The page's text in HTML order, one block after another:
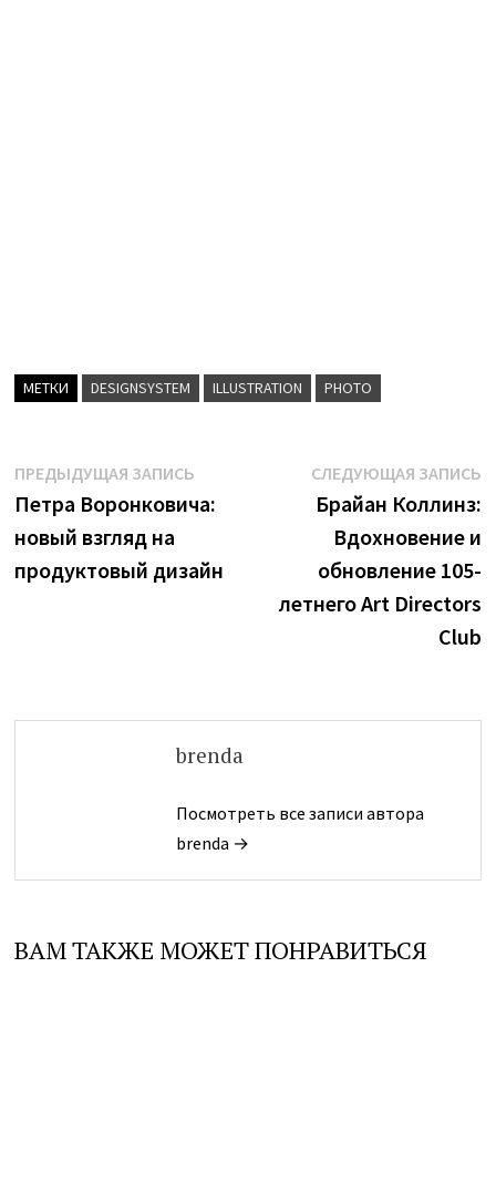
МЕТКИ DESIGNSYSTEM ILLUSTRATION PHOTO
Навигация
по
записям
ПРЕДЫДУЩАЯ ЗАПИСЬ
запись:
Петра Воронковича:
новый взгляд на
продуктовый дизайн
СЛЕДУЮЩАЯ ЗАПИСЬ
Брайан Коллинз:
Вдохновение и
обновление 105-
летнего Art Directors
Club
brenda
Посмотреть все записи автора
brenda →
ВАМ ТАКЖЕ МОЖЕТ ПОНРАВИТЬСЯ